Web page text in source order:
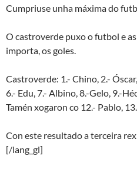
Cumpriuse unha máxima do
O castroverde puxo o futbol e
importa, os goles.
Castroverde: 1.- Chino, 2.-
6.- Edu, 7.- Albino, 8.-Gelo, 9.-
Tamén xogaron co 12.- Pablo,
Con este resultado a terceira
[/lang_gl]